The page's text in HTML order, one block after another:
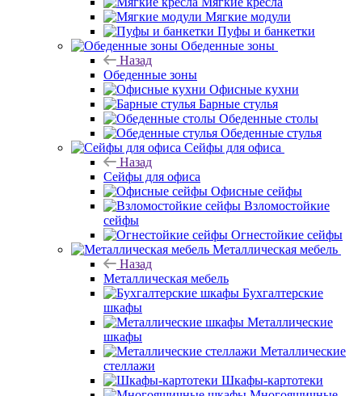
Мягкие модули
Пуфы и банкетки
Обеденные зоны
Назад
Обеденные зоны
Офисные кухни
Барные стулья
Обеденные столы
Обеденные стулья
Сейфы для офиса
Назад
Сейфы для офиса
Офисные сейфы
Взломостойкие
сейфы
Огнестойкие сейфы
Металлическая мебель
Назад
Металлическая мебель
Бухгалтерские
шкафы
Металлические
шкафы
Металлические
стеллажи
Шкафы-картотеки